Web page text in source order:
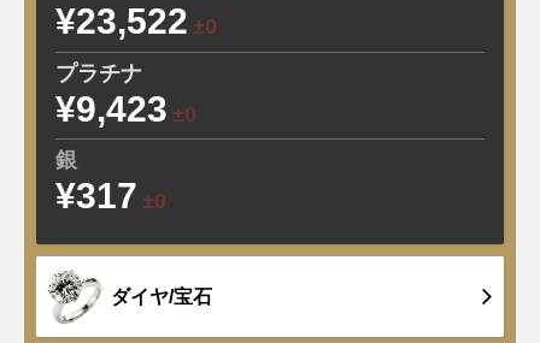
¥23,522 ±0
プラチナ
¥9,423 ±0
銀
¥317 ±0
ダイヤ/宝石